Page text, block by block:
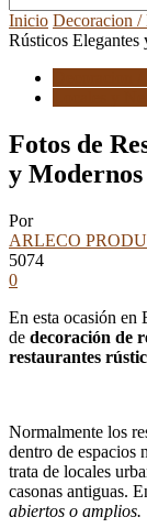
Inicio Decoracion /
Rústicos Elegantes
Fotos de
y
Por
ARLECO
5074
0
En esta ocasión en
de decoración de
restaurantes
Normalmente los
dentro de espacios
trata de locales
casonas antiguas.
abiertos o amplios.